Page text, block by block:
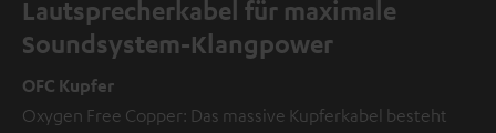
Lautsprecherkabel für maximale
Soundsystem-Klangpower
OFC Kupfer
Oxygen Free Copper: Das massive Kupferkabel besteht